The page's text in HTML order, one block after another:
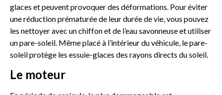
glaces et peuvent provoquer des déformations. Pour éviter
une réduction prématurée de leur durée de vie, vous pouvez
les nettoyer avec un chiffon et de l’eau savonneuse et utiliser
un pare-soleil. Même placé à l’intérieur du véhicule, le pare-
soleil protège les essuie-glaces des rayons directs du soleil.
Le moteur